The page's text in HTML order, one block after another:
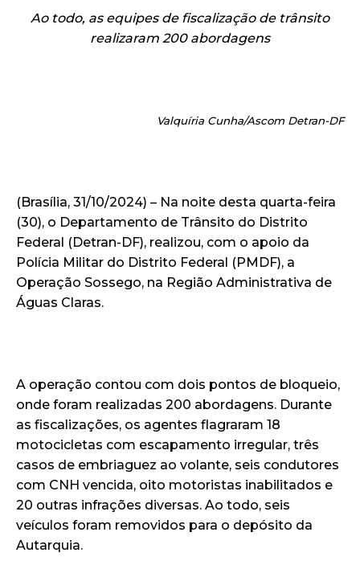
Ao todo, as equipes de fiscalização de trânsito
realizaram 200 abordagens
Valquíria Cunha/Ascom Detran-DF
(Brasília, 31/10/2024) – Na noite desta quarta-feira
(30), o Departamento de Trânsito do Distrito
Federal (Detran-DF), realizou, com o apoio da
Polícia Militar do Distrito Federal (PMDF), a
Operação Sossego, na Região Administrativa de
Águas Claras.
A operação contou com dois pontos de bloqueio,
onde foram realizadas 200 abordagens. Durante
as fiscalizações, os agentes flagraram 18
motocicletas com escapamento irregular, três
casos de embriaguez ao volante, seis condutores
com CNH vencida, oito motoristas inabilitados e
20 outras infrações diversas. Ao todo, seis
veículos foram removidos para o depósito da
Autarquia.